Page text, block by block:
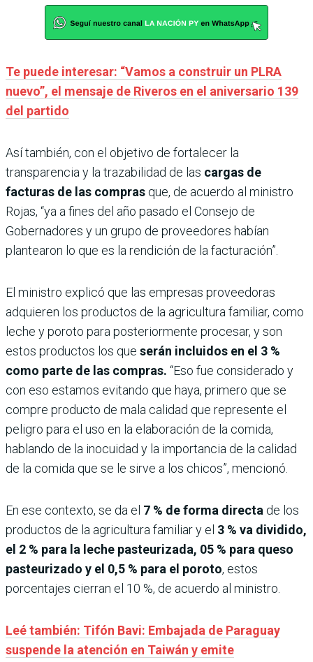
Te puede interesar: “Vamos a construir un PLRA
nuevo”, el mensaje de Riveros en el aniversario 139
del partido
Así también, con el objetivo de fortalecer la
transparencia y la trazabilidad de las cargas de
facturas de las compras que, de acuerdo al ministro
Rojas, “ya a fines del año pasado el Consejo de
Gobernadores y un grupo de proveedores habían
plantearon lo que es la rendición de la facturación”.
El ministro explicó que las empresas proveedoras
adquieren los productos de la agricultura familiar, como
leche y poroto para posteriormente procesar, y son
estos productos los que serán incluidos en el 3 %
como parte de las compras. “Eso fue considerado y
con eso estamos evitando que haya, primero que se
compre producto de mala calidad que represente el
peligro para el uso en la elaboración de la comida,
hablando de la inocuidad y la importancia de la calidad
de la comida que se le sirve a los chicos”, mencionó.
En ese contexto, se da el 7 % de forma directa de los
productos de la agricultura familiar y el 3 % va dividido,
el 2 % para la leche pasteurizada, 05 % para queso
pasteurizado y el 0,5 % para el poroto, estos
porcentajes cierran el 10 %, de acuerdo al ministro.
Leé también: Tifón Bavi: Embajada de Paraguay
suspende la atención en Taiwán y emite